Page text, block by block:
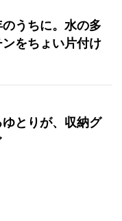
うちに。水の多
をちょい片付け
とりが、収納グ